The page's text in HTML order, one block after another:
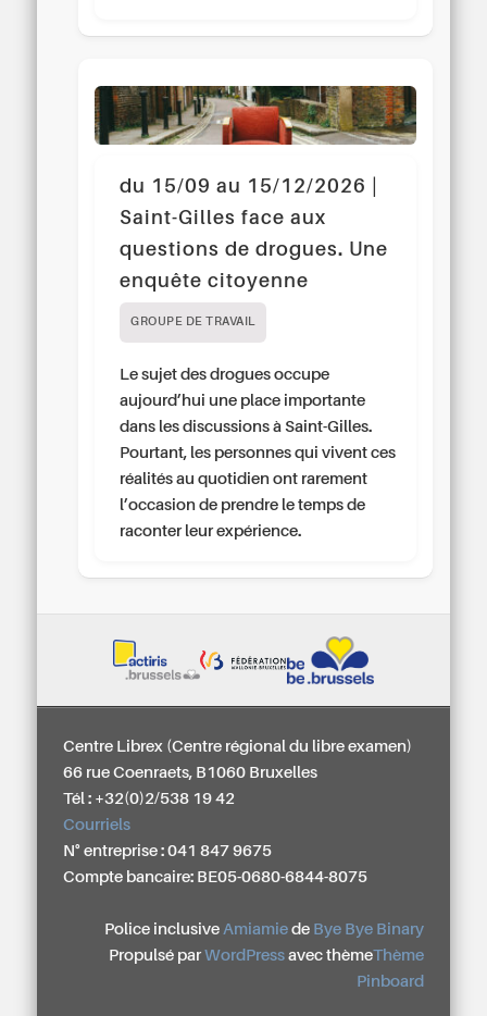
du 15/09 au 15/12/2026 |
Saint-Gilles face aux
questions de drogues. Une
enquête citoyenne
GROUPE DE TRAVAIL
Le sujet des drogues occupe
aujourd’hui une place importante
dans les discussions à Saint-Gilles.
Pourtant, les personnes qui vivent ces
réalités au quotidien ont rarement
l’occasion de prendre le temps de
raconter leur expérience.
Centre Librex (Centre régional du libre examen)
66 rue Coenraets, B1060 Bruxelles
Tél : +32(0)2/538 19 42
Courriels
N° entreprise : 041 847 9675
Compte bancaire: BE05-0680-6844-8075
Police inclusive Amiamiede Bye Bye Binary
Propulsé par WordPressavec thèmeThème
Pinboard